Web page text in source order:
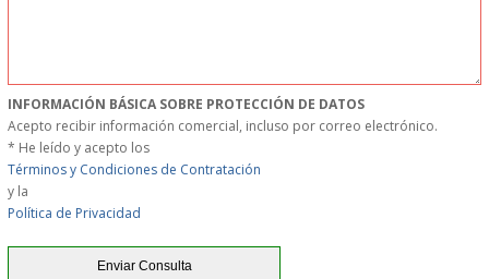
NOTICIAS
BLOG
CERRAR
INFORMACIÓN BÁSICA SOBRE PROTECCIÓN DE DATOS
Acepto recibir información comercial, incluso por correo electrónico.
* He leído y acepto los
Términos y Condiciones de Contratación
y la
Política de Privacidad